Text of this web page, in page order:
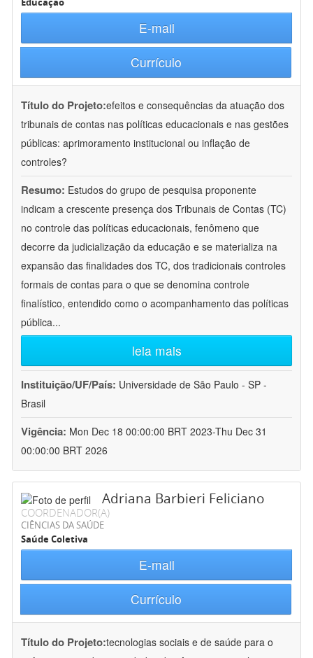
E-mail
Currículo
Título do Projeto:efeitos e consequências da atuação dos
tribunais de contas nas políticas educacionais e nas gestões
públicas: aprimoramento institucional ou inflação de
controles?
Resumo: Estudos do grupo de pesquisa proponente
indicam a crescente presença dos Tribunais de Contas (TC)
no controle das políticas educacionais, fenômeno que
decorre da judicialização da educação e se materializa na
expansão das finalidades dos TC, dos tradicionais controles
formais de contas para o que se denomina controle
finalístico, entendido como o acompanhamento das políticas
pública...
leia mais
Instituição/UF/País: Universidade de São Paulo - SP -
Brasil
Vigência: Mon Dec 18 00:00:00 BRT 2023-Thu Dec 31
00:00:00 BRT 2026
Adriana Barbieri Feliciano
COORDENADOR(A)
CIÊNCIAS DA SAÚDE
Saúde Coletiva
E-mail
Currículo
Título do Projeto:tecnologias sociais e de saúde para o